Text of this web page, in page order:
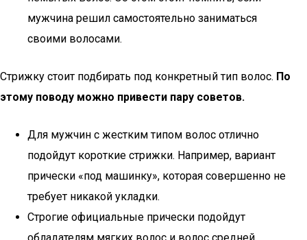
мужчина решил самостоятельно заниматься
своими волосами.
Стрижку стоит подбирать под конкретный тип волос. По
этому поводу можно привести пару советов.
Для мужчин с жестким типом волос отлично
подойдут короткие стрижки. Например, вариант
прически «под машинку», которая совершенно не
требует никакой укладки.
Строгие официальные прически подойдут